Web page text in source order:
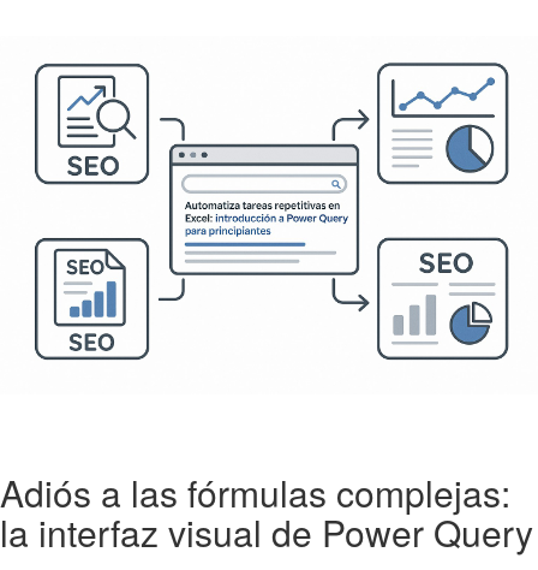
Adiós a las fórmulas complejas:
la interfaz visual de Power Query